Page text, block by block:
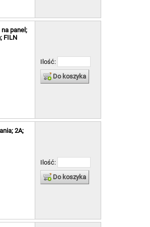
na panel;
FILN
Ilość:
Do koszyka
2A;
Ilość:
Do koszyka